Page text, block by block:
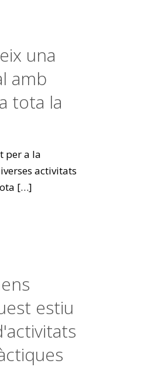
una
amb
tota la
per a la
activitats
[…]
estiu